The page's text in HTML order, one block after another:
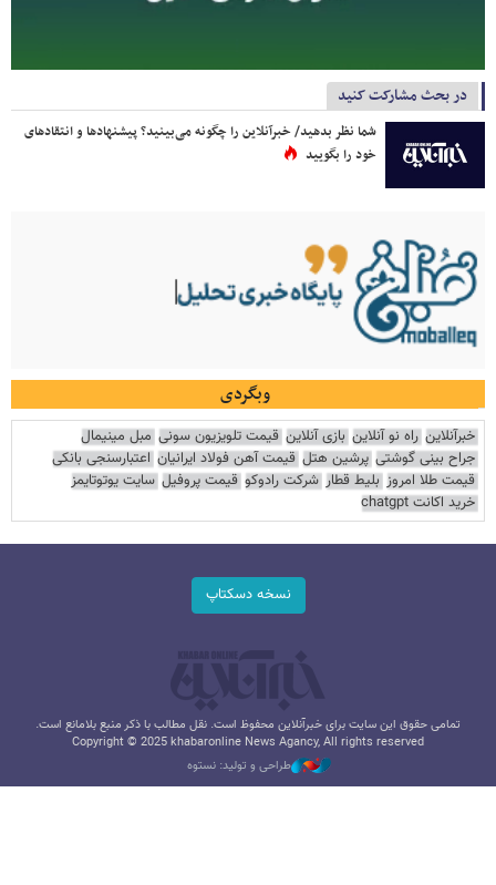
در بحث مشارکت کنید
شما نظر بدهید/ خبرآنلاین را چگونه می‌بینید؟ پیشنهادها و انتقادهای
خود را بگویید
وبگردی
خبرآنلاین راه نو آنلاین بازی آنلاین قیمت تلویزیون سونی مبل مینیمال
جراح بینی گوشتی پرشین هتل قیمت آهن فولاد ایرانیان اعتبارسنجی بانکی
قیمت طلا امروز بلیط قطار شرکت رادوکو قیمت پروفیل سایت یوتوتایمز
خرید اکانت chatgpt
نسخه دسکتاپ
تمامی حقوق این سایت برای خبرآنلاین محفوظ است. نقل مطالب با ذکر منبع بلامانع است.
Copyright © 2025 khabaronline News Agancy, All rights reserved
طراحی و تولید: نستوه